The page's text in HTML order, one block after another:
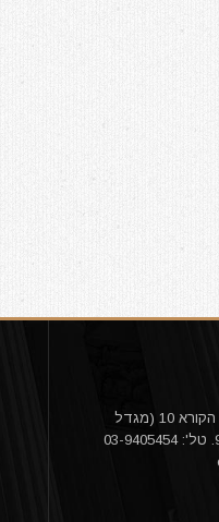
עו"ד אורי דלאל רחוב עין הקורא 10 (מגדל
היובל) ראשון לציון קומה 9. טל': 03-9405454